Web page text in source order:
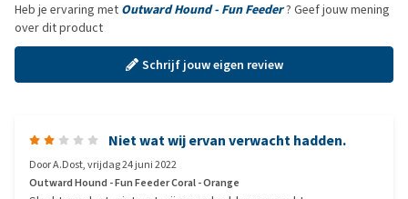
Heb je ervaring met Outward Hound - Fun Feeder? Geef jouw mening
over dit product
Schrijf jouw eigen review
Niet wat wij ervan verwacht hadden.
DoorA.Dost,vrijdag 24 juni 2022
Outward Hound - Fun Feeder Coral - Orange